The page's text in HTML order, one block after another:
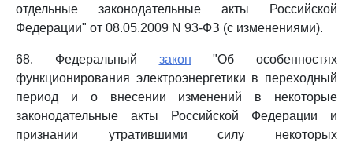
отдельные законодательные акты Российской
Федерации" от 08.05.2009 N 93-ФЗ (с изменениями).
68. Федеральный закон "Об особенностях
функционирования электроэнергетики в переходный
период и о внесении изменений в некоторые
законодательные акты Российской Федерации и
признании утратившими силу некоторых